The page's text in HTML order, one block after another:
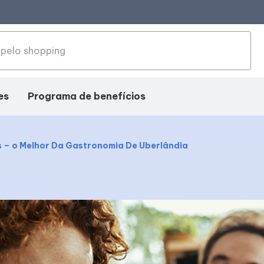
Programa de benefícios
o Melhor Da Gastronomia De Uberlândia